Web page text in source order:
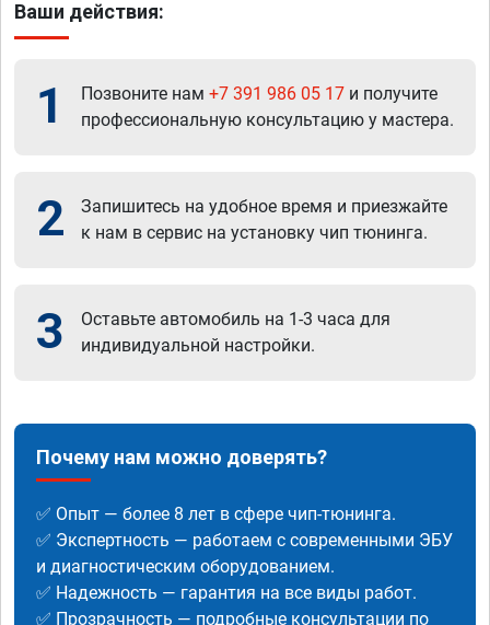
Ваши действия:
1 Позвоните нам +7 391 986 05 17 и получите
профессиональную консультацию у мастера.
2
Запишитесь на удобное время и приезжайте
к нам в сервис на установку чип тюнинга.
3
Оставьте автомобиль на 1-3 часа для
индивидуальной настройки.
Почему нам можно доверять?
✅ Опыт — более 8 лет в сфере чип-тюнинга.
✅ Экспертность — работаем с современными ЭБУ
и диагностическим оборудованием.
✅ Надежность — гарантия на все виды работ.
✅ Прозрачность — подробные консультации по